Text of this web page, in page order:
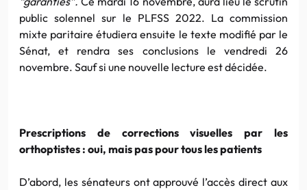
public solennel sur le PLFSS 2022. La commission
mixte paritaire étudiera ensuite le texte modifié par le
Sénat, et rendra ses conclusions le vendredi 26
novembre. Sauf si une nouvelle lecture est décidée.
Prescriptions de corrections visuelles par les
orthoptistes : oui, mais pas pour tous les patients
D’abord, les sénateurs ont approuvé l’accès direct aux